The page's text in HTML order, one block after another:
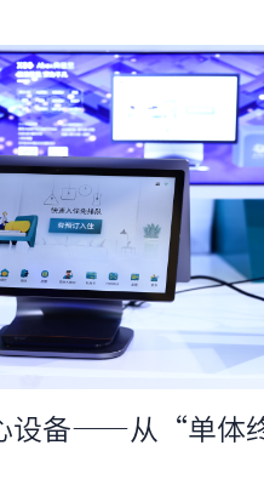
设备——从“单体